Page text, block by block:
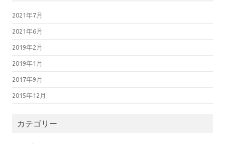
2021年7月
2021年6月
2019年2月
2019年1月
2017年9月
2015年12月
カテゴリー